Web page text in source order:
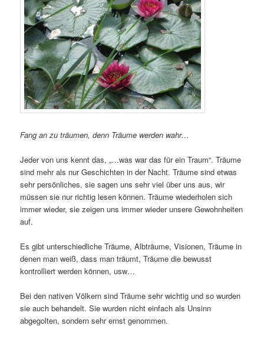
Fang an zu träumen, denn Träume werden wahr…
Jeder von uns kennt das, „…was war das für ein Traum“. Träume
sind mehr als nur Geschichten in der Nacht. Träume sind etwas
sehr persönliches, sie sagen uns sehr viel über uns aus, wir
müssen sie nur richtig lesen können. Träume wiederholen sich
immer wieder, sie zeigen uns immer wieder unsere Gewohnheiten
auf.
Es gibt unterschiedliche Träume, Albträume, Visionen, Träume in
denen man weiß, dass man träumt, Träume die bewusst
kontrolliert werden können, usw…
Bei den nativen Völkern sind Träume sehr wichtig und so wurden
sie auch behandelt. Sie wurden nicht einfach als Unsinn
abgegolten, sondern sehr ernst genommen.